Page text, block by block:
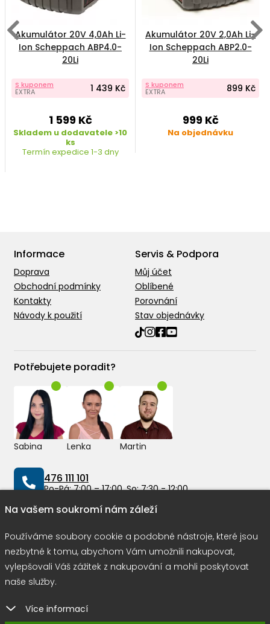
Akumulátor 20V 4,0Ah Li-
Ion Scheppach ABP4.0-
20Li
S kuponem
EXTRA 1 439 Kč
1 599 Kč
Skladem u dodavatele >10
ks
Termín expedice 1-3 dny
Akumulátor 20V 2,0Ah Li-
Ion Scheppach ABP2.0-
20Li
S kuponem
EXTRA 899 Kč
999 Kč
Na objednávku
Informace
Doprava
Obchodní podmínky
Kontakty
Návody k použití
Servis & Podpora
Můj účet
Oblíbené
Porovnání
Stav objednávky
Potřebujete poradit?
Sabina Lenka Martin
476 111 101
Po-Pá: 7:00 – 17:00, So: 7:30 - 12:00
Možnosti dopravy
Rychlá a bezpečná platba
Na vašem soukromí nám záleží
Používáme soubory cookie a podobné nástroje, které jsou
nezbytné k tomu, abychom Vám umožnili nakupovat,
vylepšovali Váš zážitek z nakupování a mohli poskytovat
naše služby.
Více informací